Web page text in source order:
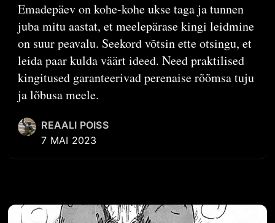
Emadepäev on kohe-kohe ukse taga ja tunnen
juba mitu aastat, et meelepärase kingi leidmine
on suur peavalu. Seekord võtsin ette otsingu, et
leida paar kulda väärt ideed. Need praktilised
kingitused garanteerivad perenaise rõõmsa tuju
ja lõbusa meele.
REAALI POISS
7 MAI 2023